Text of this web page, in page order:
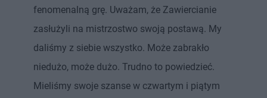
fenomenalną grę. Uważam, że Zawiercianie
zasłużyli na mistrzostwo swoją postawą. My
daliśmy z siebie wszystko. Może zabrakło
niedużo, może dużo. Trudno to powiedzieć.
Mieliśmy swoje szanse w czwartym i piątym